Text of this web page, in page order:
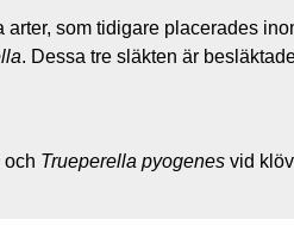
arter, som tidigare placerades
. Dessa tre släkten är
och Trueperella pyogenes vid